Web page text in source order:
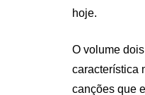
hoje.
O volume
característica
canções que